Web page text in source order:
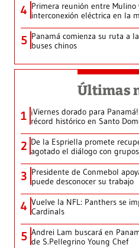
4 Primera reunión entre Mulino
interconexión eléctrica en la
5 Panamá comienza su ruta a
buses chinos
Últimas
1 ¡Viernes dorado para
récord histórico en Santo
2 De la Espriella promete
agotado el diálogo con
3 Presidente de Conmebol
puede desconocer su trabajo
4 Vuelve la NFL: Panthers se
Cardinals
5 Andrei Lam buscará en
de S.Pellegrino Young Chef